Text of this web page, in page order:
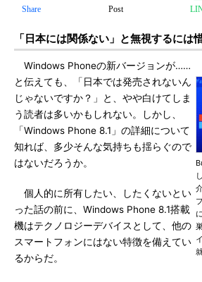
Share Post
「日本には関係ない」と無視するには
Windows Phoneの新バージョンが……
と伝えても、「日本では発売されないん
じゃないですか？」と、やや白けてしま
う読者は多いかもしれない。しかし、
「Windows Phone 8.1」の詳細について
知れば、多少そんな気持ちも揺らぐので
はないだろうか。
個人的に所有したい、したくないとい
った話の前に、Windows Phone 8.1搭載
機はテクノロジーデバイスとして、他の
スマートフォンにはない特徴を備えてい
るからだ。